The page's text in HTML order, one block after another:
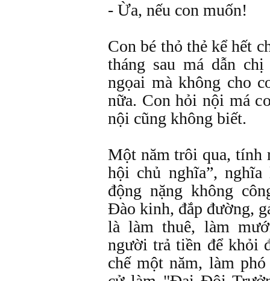
- Ừa, nếu con muốn!
Con bé thỏ thẻ kể hết
tháng sau má dẫn
ngọai mà không cho
nữa. Con hỏi nội má
nội cũng không biết.
Một năm trôi qua, tính
hội chủ nghĩa”,
động nặng không
Đào kinh, đắp đường,
là làm thuê, làm
người trả tiền để khỏi
chế một năm, làm